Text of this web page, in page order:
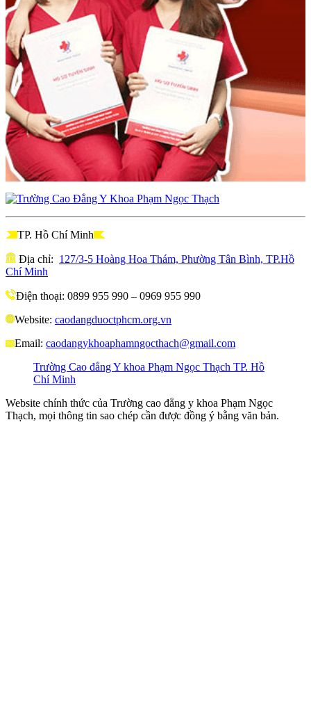
TP. Hồ Chí Minh
Địa chỉ: 127/3-5 Hoàng Hoa Thám, Phường Tân Bình, TP.Hồ
Chí Minh
Điện thoại: 0899 955 990 – 0969 955 990
Website: caodangduoctphcm.org.vn
Email: caodangykhoaphamngocthach@gmail.com
Trường Cao đẳng Y khoa Phạm Ngọc Thạch TP. Hồ
Chí Minh
Website chính thức của Trường cao đẳng y khoa Phạm Ngọc
Thạch, mọi thông tin sao chép cần được đồng ý bằng văn bản.